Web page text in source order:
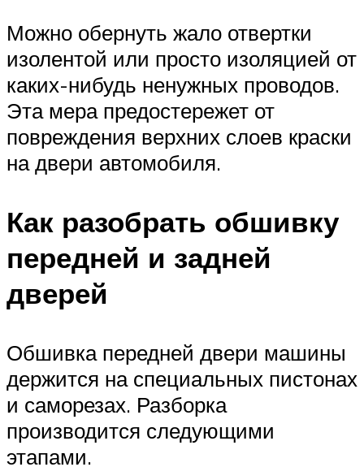
Можно обернуть жало отвертки
изолентой или просто изоляцией от
каких-нибудь ненужных проводов.
Эта мера предостережет от
повреждения верхних слоев краски
на двери автомобиля.
Как разобрать обшивку
передней и задней
дверей
Обшивка передней двери машины
держится на специальных пистонах
и саморезах. Разборка
производится следующими
этапами.